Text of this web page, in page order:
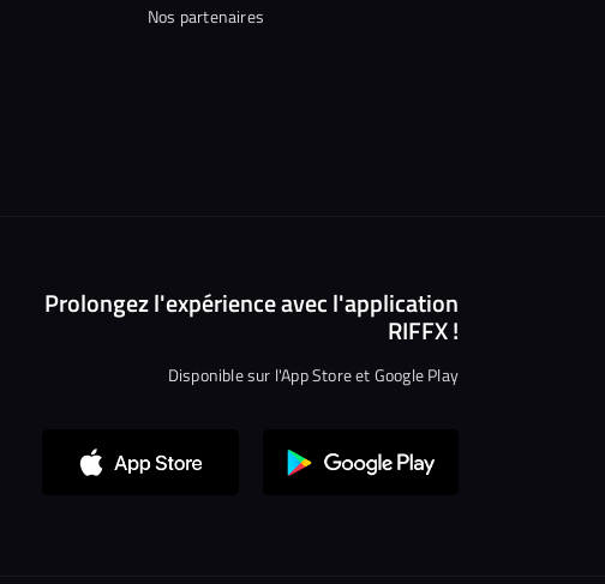
Nos partenaires
Prolongez l'expérience avec l'application
RIFFX !
Disponible sur l'App Store et Google Play